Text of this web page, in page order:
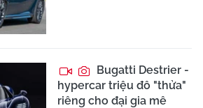
Bugatti Destrier -
hypercar triệu đô "thửa"
riêng cho đại gia mê